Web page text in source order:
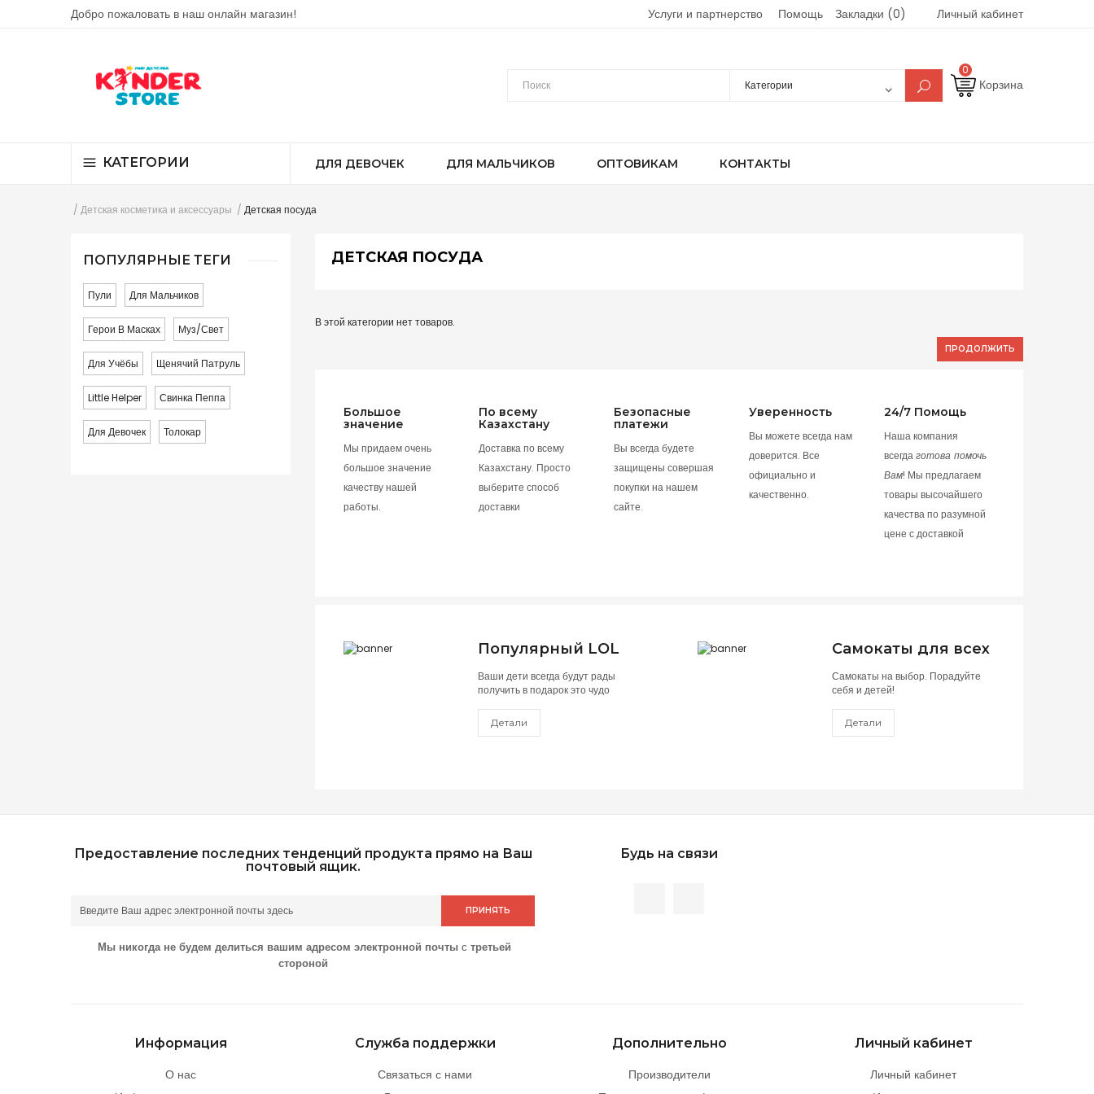
Добро пожаловать в наш онлайн магазин! Закладки (0) Личный кабинет
Услуги и партнерство Помощь
Корзина
0
КАТЕГОРИИ ДЛЯ ДЕВОЧЕК ДЛЯ МАЛЬЧИКОВ ОПТОВИКАМ КОНТАКТЫ
Детская косметика и аксессуары Детская посуда
ПОПУЛЯРНЫЕ ТЕГИ
Пули Для Мальчиков
Герои В Масках Муз/свет
Для Учёбы Щенячий Патруль
Little Helper Свинка Пеппа
Для Девочек Толокар
ДЕТСКАЯ ПОСУДА
В этой категории нет товаров.
ПРОДОЛЖИТЬ
Большое
значение
Мы придаем очень
большое значение
качеству нашей
работы.
По всему
Казахстану
Доставка по всему
Казахстану. Просто
выберите способ
доставки
Безопасные
платежи
Вы всегда будете
защищены совершая
покупки на нашем
сайте.
Уверенность
Вы можете всегда нам
доверится. Все
официально и
качественно.
24/7 Помощь
Наша компания
всегдаготова помочь
Вам! Мы предлагаем
товары высочайшего
качества по разумной
цене с доставкой
Популярный LOL
Ваши дети всегда будут рады
получить в подарок это чудо
Детали
Самокаты для всех
Самокаты на выбор. Порадуйте
себя и детей!
Детали
Предоставление последних тенденций продукта прямо на Ваш
почтовый ящик.
ПРИНЯТЬ
Мы никогда не будем делиться вашим адресом электронной почты с третьей
стороной
Будь на связи
Информация
О нас
Служба поддержки
Связаться с нами
Дополнительно
Производители
Личный кабинет
Личный кабинет